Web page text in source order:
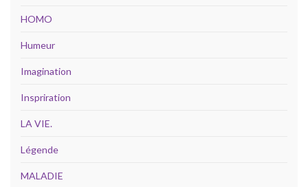
HOMO
Humeur
Imagination
Inspriration
LA VIE.
Légende
MALADIE